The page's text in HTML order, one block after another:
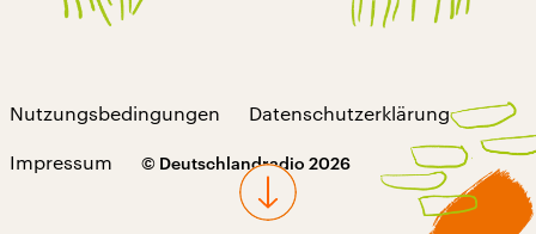
Nutzungsbedingungen Datenschutzerklärung
Impressum © Deutschlandradio 2026